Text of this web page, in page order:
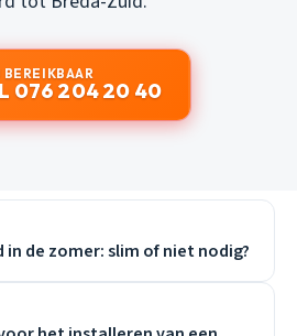
BEREIKBAAR
076 204 20 40
in de zomer: slim of niet nodig?